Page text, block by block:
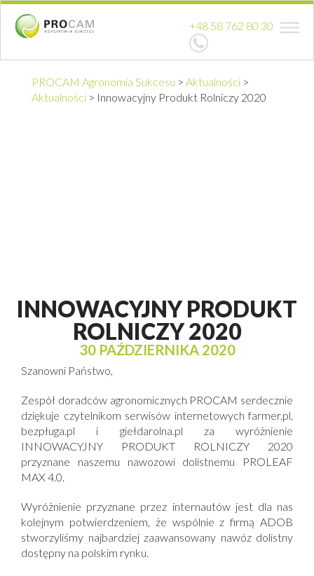
+48 58 762 80 30
PROCAM Agronomia Sukcesu > Aktualności >
Aktualności > Innowacyjny Produkt Rolniczy 2020
INNOWACYJNY PRODUKT
ROLNICZY 2020
30 PAŹDZIERNIKA 2020
Szanowni Państwo,
Zespół doradców agronomicznych PROCAM serdecznie
dziękuje czytelnikom serwisów internetowych farmer.pl,
bezpługa.pl i giełdarolna.pl za wyróżnienie
INNOWACYJNY PRODUKT ROLNICZY 2020
przyznane naszemu nawozowi dolistnemu PROLEAF
MAX 4.0.
Wyróżnienie przyznane przez internautów jest dla nas
kolejnym potwierdzeniem, że wspólnie z firmą ADOB
stworzyliśmy najbardziej zaawansowany nawóz dolistny
dostępny na polskim rynku.